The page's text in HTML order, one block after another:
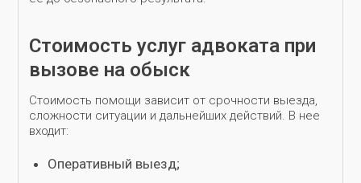
Стоимость услуг адвоката при
вызове на обыск
Стоимость помощи зависит от срочности выезда,
сложности ситуации и дальнейших действий. В нее
входит:
Оперативный выезд;